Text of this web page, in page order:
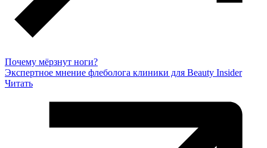
Почему мёрзнут ноги?
Экспертное мнение флеболога клиники для Beauty Insider
Читать